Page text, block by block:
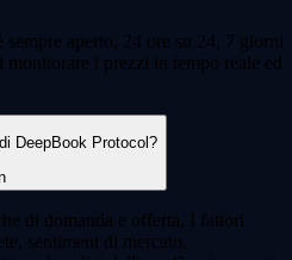
aperto, 24 ore su 24, 7 giorni
i prezzi in tempo reale ed
DeepBook Protocol?
di domanda e offerta. I fattori
sentiment di mercato,